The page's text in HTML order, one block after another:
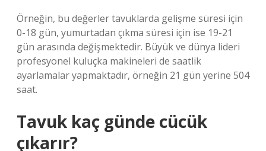
Örneğin, bu değerler tavuklarda gelişme süresi için
0-18 gün, yumurtadan çıkma süresi için ise 19-21
gün arasında değişmektedir. Büyük ve dünya lideri
profesyonel kuluçka makineleri de saatlik
ayarlamalar yapmaktadır, örneğin 21 gün yerine 504
saat.
Tavuk kaç günde cücük
çıkarır?